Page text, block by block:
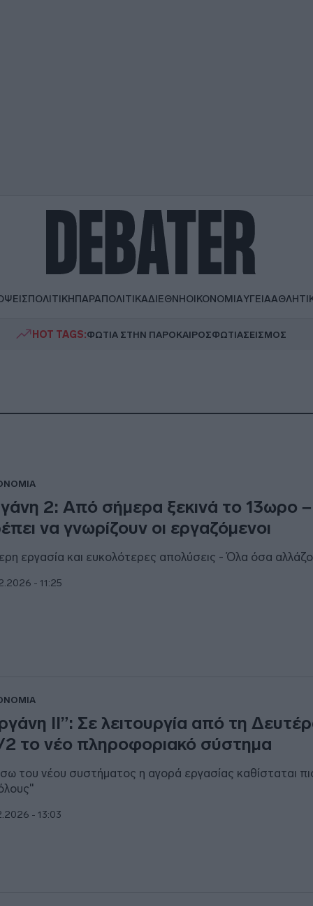
ΠΟΛΙΤΙΚΗΠΑΡΑΠΟΛΙΤΙΚΑΔΙΕΘΝΗΟΙΚΟΝΟΜΙΑΥΓΕΙΑ
HOT TAGS:ΦΩΤΙΑ ΣΤΗΝ ΠΑΡΟΚΑΙΡΟΣΦΩΤΙΑΣΕΙΣΜΟΣ
2: Από σήμερα ξεκινά το 13ωρο –
να γνωρίζουν οι εργαζόμενοι
εργασία και ευκολότερες απολύσεις - Όλα όσα
- 11:25
ΙΙ”: Σε λειτουργία από τη
2 το νέο πληροφοριακό σύστημα
του νέου συστήματος η αγορά εργασίας καθίσταται
- 13:03